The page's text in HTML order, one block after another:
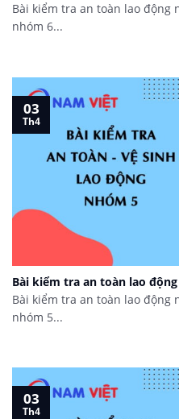
Bài kiểm tra an toàn lao động
nhóm 6...
Bài kiểm tra an toàn lao
Bài kiểm tra an toàn lao động
nhóm 5...
03
Th4
03
Th4